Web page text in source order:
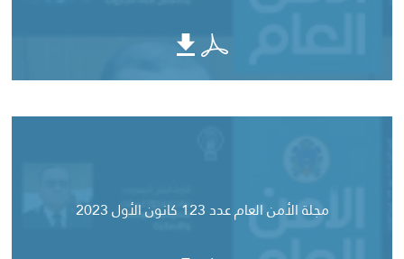
مجلة الأمن العام عدد 123 كانون الأول 2023